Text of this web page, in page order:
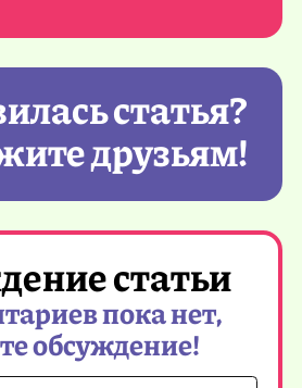
статья?
друзьям!
статьи
пока нет,
обсуждение!